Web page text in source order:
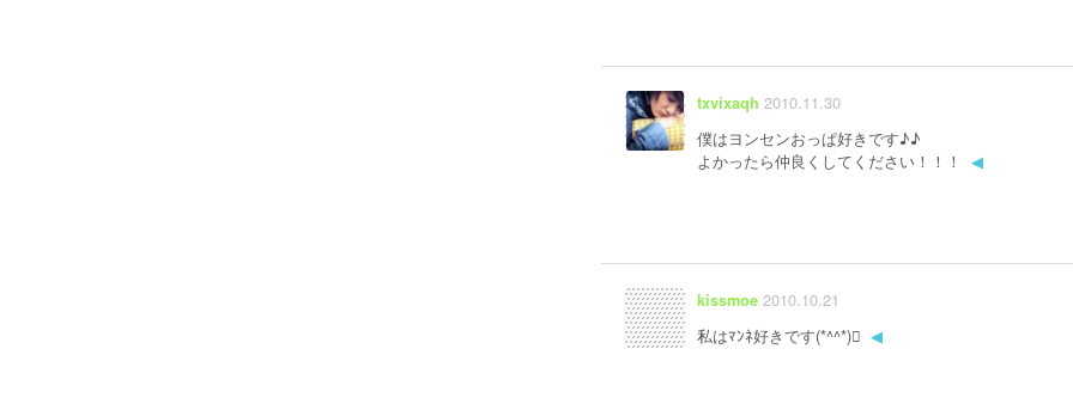
txvixaqh 2010.11.30
僕はヨンセンおっぱ好きです♪♪
よかったら仲良くしてください！！！
◀
kissmoe 2010.10.21
私はﾏﾝﾈ好きです(*^^*) ◀